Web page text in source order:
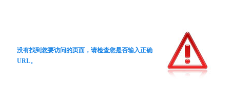
没有找到您要访问的页面，请检查您是否输入正确
URL。